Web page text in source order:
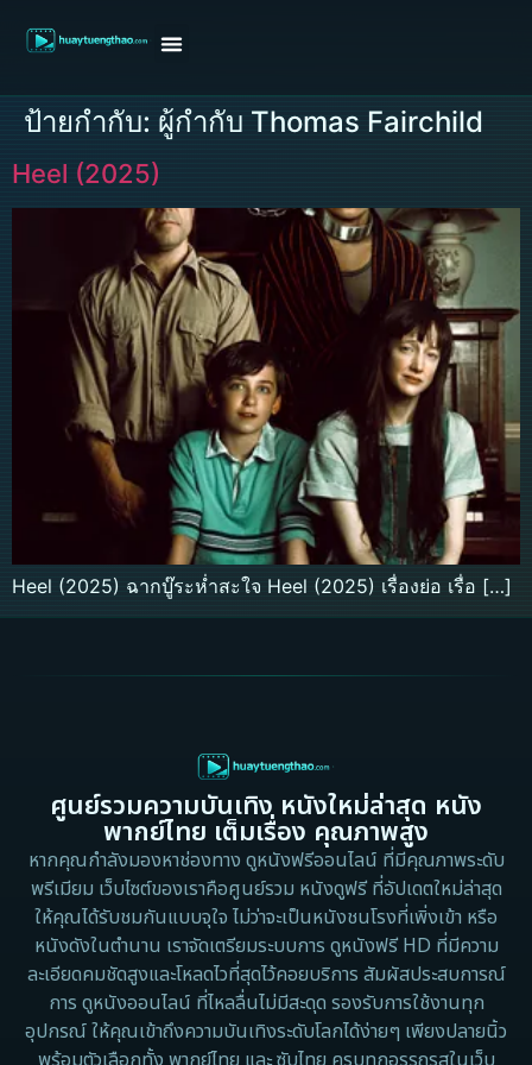
ป้ายกำกับ: ผู้กำกับ Thomas Fairchild
Heel (2025)
Heel (2025) ฉากบู๊ระห่ำสะใจ Heel (2025) เรื่องย่อ เรื่อ […]
ศูนย์รวมความบันเทิง หนังใหม่ล่าสุด หนัง
พากย์ไทย เต็มเรื่อง คุณภาพสูง
หากคุณกำลังมองหาช่องทาง ดูหนังฟรีออนไลน์ ที่มีคุณภาพระดับ
พรีเมียม เว็บไซต์ของเราคือศูนย์รวม หนังดูฟรี ที่อัปเดตใหม่ล่าสุด
ให้คุณได้รับชมกันแบบจุใจ ไม่ว่าจะเป็นหนังชนโรงที่เพิ่งเข้า หรือ
หนังดังในตำนาน เราจัดเตรียมระบบการ ดูหนังฟรี HD ที่มีความ
ละเอียดคมชัดสูงและโหลดไวที่สุดไว้คอยบริการ สัมผัสประสบการณ์
การ ดูหนังออนไลน์ ที่ไหลลื่นไม่มีสะดุด รองรับการใช้งานทุก
อุปกรณ์ ให้คุณเข้าถึงความบันเทิงระดับโลกได้ง่ายๆ เพียงปลายนิ้ว